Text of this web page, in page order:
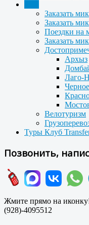
Заказать
Заказать
Поездки на
Заказать
Архыз
Лаго-
Велотуризм
Туры Клуб
Позвонить,
Жмите прямо на
(928)-4095512